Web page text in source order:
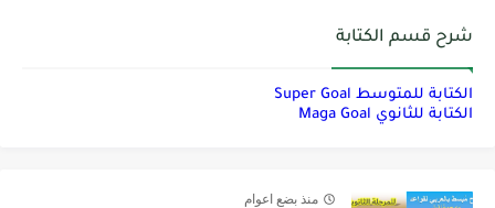
شرح قسم الكتابة
الكتابة للمتوسط Super Goal
الكتابة للثانوي Maga Goal
منذ بضع اعوام